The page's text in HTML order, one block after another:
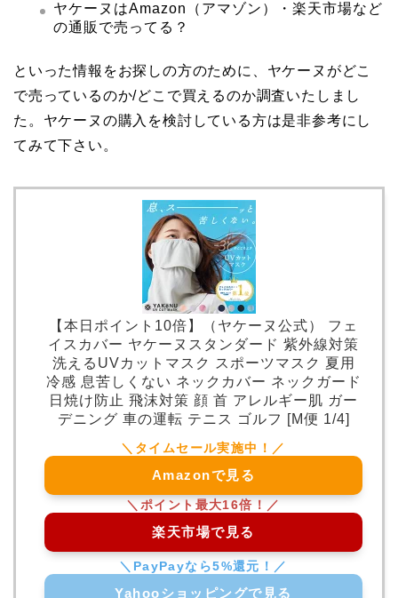
ヤケーヌはAmazon（アマゾン）・楽天市場など
の通販で売ってる？
といった情報をお探しの方のために、ヤケーヌがどこ
で売っているのか/どこで買えるのか調査いたしまし
た。ヤケーヌの購入を検討している方は是非参考にし
てみて下さい。
【本日ポイント10倍】（ヤケーヌ公式） フェ
イスカバー ヤケーヌスタンダード 紫外線対策
洗えるUVカットマスク スポーツマスク 夏用
冷感 息苦しくない ネックカバー ネックガード
日焼け防止 飛沫対策 顔 首 アレルギー肌 ガー
デニング 車の運転 テニス ゴルフ [M便 1/4]
Amazonで見る
楽天市場で見る
Yahooショッピングで見る